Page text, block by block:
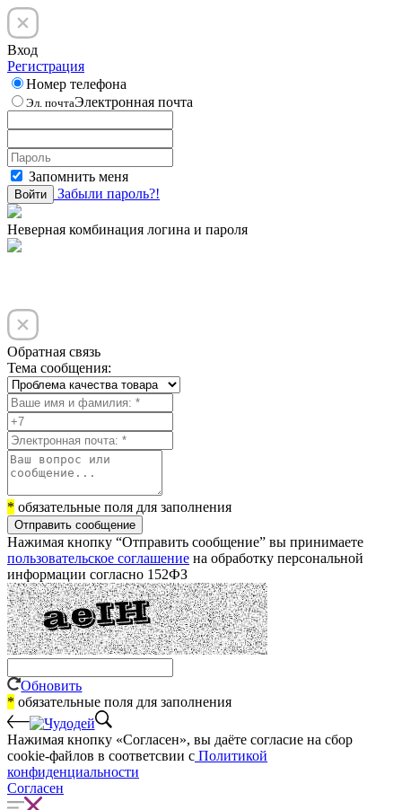
Вход
Регистрация
Номер телефона
Эл. почтаЭлектронная почта
Запомнить меня
Войти Забыли пароль?!
Неверная комбинация логина и пароля
Обратная связь
Тема сообщения:
* обязательные поля для заполнения
Отправить сообщение
Нажимая кнопку “Отправить сообщение” вы принимаете
пользовательское соглашение на обработку персональной
информации согласно 152ФЗ
Обновить
* обязательные поля для заполнения
Нажимая кнопку «Согласен», вы даёте cогласие на сбор
cookie-файлов в соответсвии с Политикой
конфиденциальности
Согласен